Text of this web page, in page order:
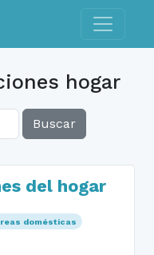
Toggle
hogar
Buscar
del hogar
domésticas